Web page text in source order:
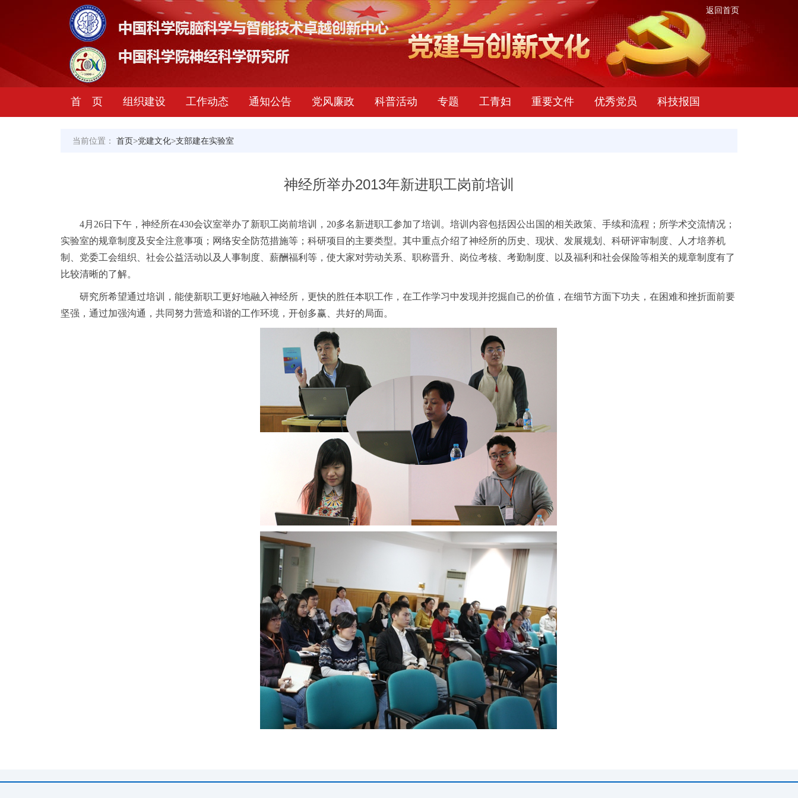
返回首页
首 页 组织建设 工作动态 通知公告 党风廉政 科普活动 专题 工青妇 重要文件 优秀党员 科技报国
当前位置： 首页>党建文化>支部建在实验室
神经所举办2013年新进职工岗前培训
4月26日下午，神经所在430会议室举办了新职工岗前培训，20多名新进职工参加了培训。培训内容包括因公出国的相关政策、手续和流程；所学术交流情况；
实验室的规章制度及安全注意事项；网络安全防范措施等；科研项目的主要类型。其中重点介绍了神经所的历史、现状、发展规划、科研评审制度、人才培养机
制、党委工会组织、社会公益活动以及人事制度、薪酬福利等，使大家对劳动关系、职称晋升、岗位考核、考勤制度、以及福利和社会保险等相关的规章制度有了
比较清晰的了解。
研究所希望通过培训，能使新职工更好地融入神经所，更快的胜任本职工作，在工作学习中发现并挖掘自己的价值，在细节方面下功夫，在困难和挫折面前要
坚强，通过加强沟通，共同努力营造和谐的工作环境，开创多赢、共好的局面。